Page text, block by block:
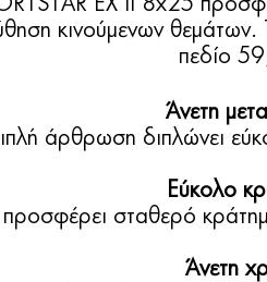
κινούμενων
πεδίο
Άνετη
άρθρωση διπλώνει
Εύκολο
σταθερό
Άνετη